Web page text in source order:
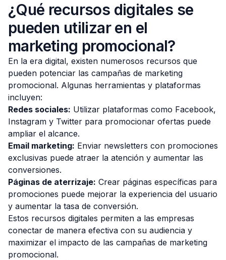
¿Qué recursos digitales se
pueden utilizar en el
marketing promocional?
En la era digital, existen numerosos recursos que
pueden potenciar las campañas de marketing
promocional. Algunas herramientas y plataformas
incluyen:
Redes sociales: Utilizar plataformas como Facebook,
Instagram y Twitter para promocionar ofertas puede
ampliar el alcance.
Email marketing: Enviar newsletters con promociones
exclusivas puede atraer la atención y aumentar las
conversiones.
Páginas de aterrizaje: Crear páginas específicas para
promociones puede mejorar la experiencia del usuario
y aumentar la tasa de conversión.
Estos recursos digitales permiten a las empresas
conectar de manera efectiva con su audiencia y
maximizar el impacto de las campañas de marketing
promocional.